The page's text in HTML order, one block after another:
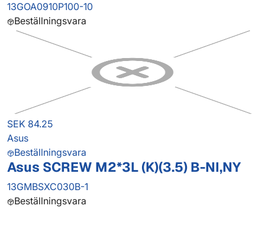
13GOA0910P100-10
Beställningsvara
SEK 84.25
Asus
Beställningsvara
Asus SCREW M2*3L (K)(3.5) B-NI,NY
13GMBSXC030B-1
Beställningsvara